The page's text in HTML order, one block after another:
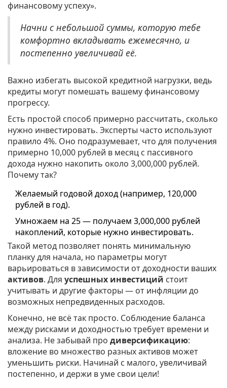
финансовому успеху».
Начни с небольшой суммы, которую тебе
комфортно вкладывать ежемесячно, и
постепенно увеличивай её.
Важно избегать высокой кредитной нагрузки, ведь
кредиты могут помешать вашему финансовому
прогрессу.
Есть простой способ примерно рассчитать, сколько
нужно инвестировать. Эксперты часто используют
правило 4%. Оно подразумевает, что для получения
примерно 10,000 рублей в месяц с пассивного
дохода нужно накопить около 3,000,000 рублей.
Почему так?
Желаемый годовой доход (например, 120,000
рублей в год).
Умножаем на 25 — получаем 3,000,000 рублей
накоплений, которые нужно инвестировать.
Такой метод позволяет понять минимальную
планку для начала, но параметры могут
варьироваться в зависимости от доходности ваших
активов. Для успешных инвестиций стоит
учитывать и другие факторы — от инфляции до
возможных непредвиденных расходов.
Конечно, не всё так просто. Соблюдение баланса
между рисками и доходностью требует времени и
анализа. Не забывай про диверсификацию:
вложение во множество разных активов может
уменьшить риски. Начинай с малого, увеличивай
постепенно, и держи в уме свои цели!